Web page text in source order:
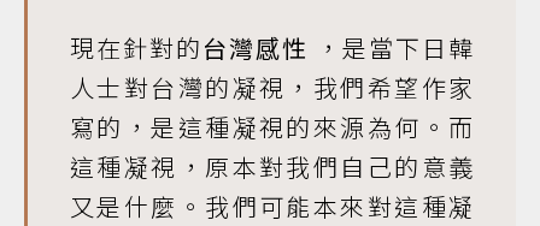
現在針對的台灣感性 ，是當下日韓
人士對台灣的凝視，我們希望作家
寫的，是這種凝視的來源為何。而
這種凝視，原本對我們自己的意義
又是什麼。我們可能本來對這種凝